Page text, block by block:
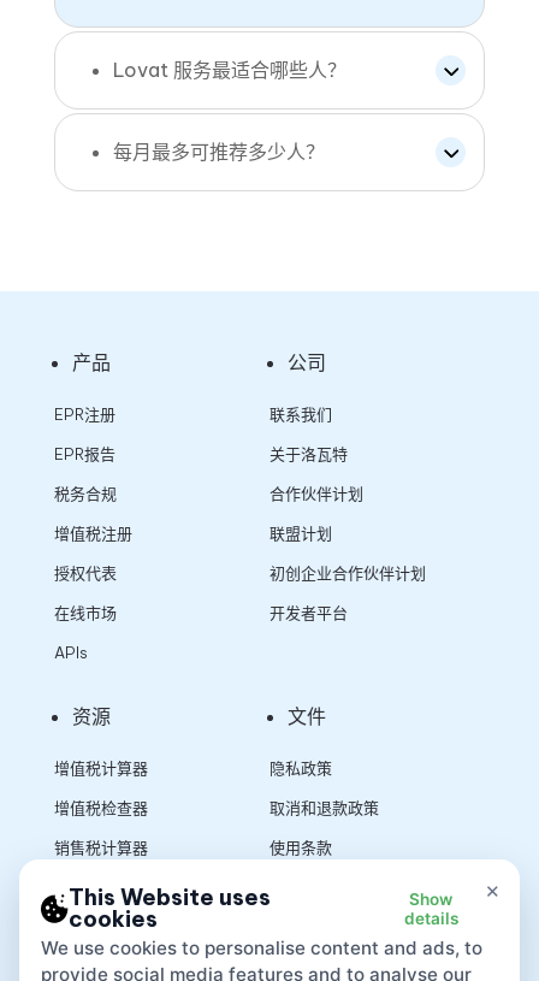
Lovat 服务最适合哪些人？
每月最多可推荐多少人？
产品
EPR注册
EPR报告
税务合规
增值税注册
授权代表
在线市场
APIs
公司
联系我们
关于洛瓦特
合作伙伴计划
联盟计划
初创企业合作伙伴计划
开发者平台
资源
增值税计算器
增值税检查器
销售税计算器
文件
隐私政策
取消和退款政策
使用条款
×
This Website uses
cookies
Show
details
We use cookies to personalise content and ads, to
provide social media features and to analyse our